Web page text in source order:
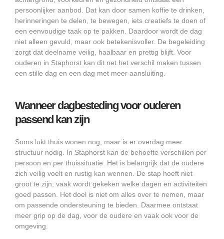
persoonlijker aanbod. Dat kan door samen koffie te drinken,
herinneringen te delen, te bewegen, iets creatiefs te doen of
een eenvoudige taak op te pakken. Daardoor wordt de dag
niet alleen gevuld, maar ook betekenisvoller. De begeleiding
zorgt dat deelname veilig, haalbaar en prettig blijft. Voor
ouderen in Staphorst kan dit net het verschil maken tussen
een stille dag en een dag met meer aansluiting.
Wanneer dagbesteding voor ouderen
passend kan zijn
Soms lukt thuis wonen nog, maar is er overdag meer
structuur nodig. In Staphorst kan de behoefte verschillen per
persoon en per thuissituatie. Het is belangrijk dat de oudere
zich veilig voelt en rustig kan wennen. De stap hoeft niet
groot te zijn; vaak wordt gekeken welke dagen en activiteiten
goed passen. Het doel is niet om alles over te nemen, maar
om passende ondersteuning te bieden. Daarmee ontstaat
meer grip op de dag, voor de oudere en vaak ook voor de
omgeving.